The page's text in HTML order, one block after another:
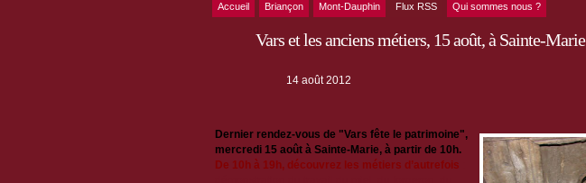
Accueil Briançon Mont-Dauphin Flux RSS Qui sommes nous ?
Vars et les anciens métiers, 15 août, à Sainte-Marie
14 août 2012
Dernier rendez-vous de "Vars fête le patrimoine",
mercredi 15 août à Sainte-Marie, à partir de 10h.
De 10h à 19h, découvrez les métiers d’autrefois